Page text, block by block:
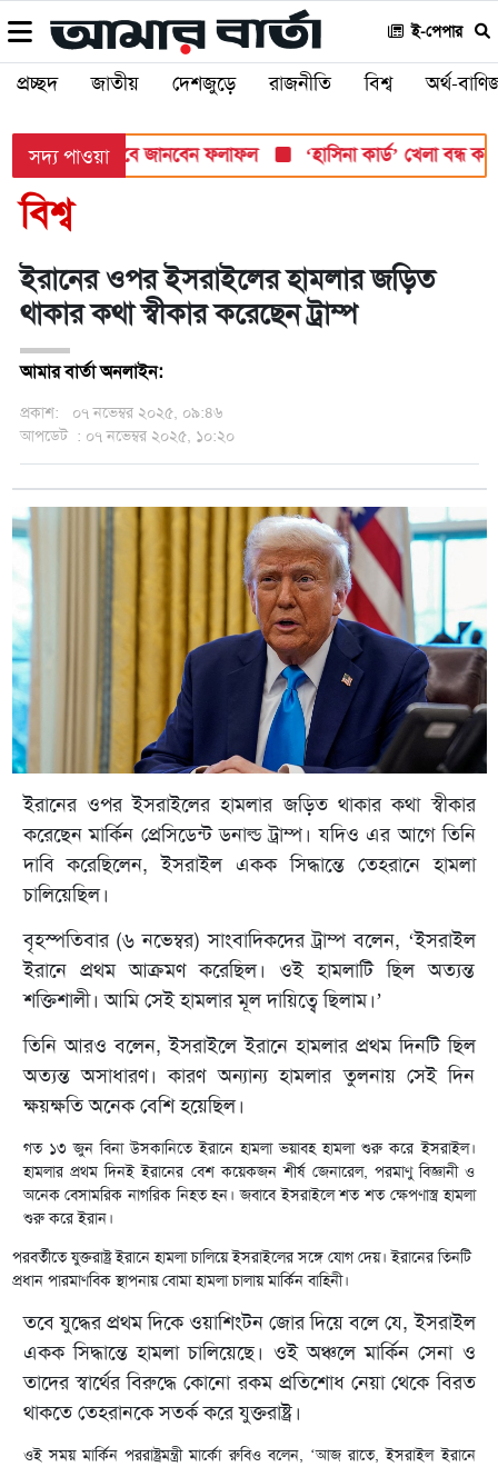
ই-পেপার
প্রচ্ছদ জাতীয় দেশজুড়ে রাজনীতি বিশ্ব অর্থ-
সদ্য পাওয়া
যেভাবে জানবেন ফলাফল ‘হাসিনা কার্ড’ খেলা বন্ধ করতে
বিশ্ব
ইরানের ওপর ইসরাইলের হামলার জড়িত
থাকার কথা স্বীকার করেছেন ট্রাম্প
আমার বার্তা অনলাইন:
প্রকাশ:
০৭ নভেম্বর ২০২৫, ০৯:৪৬
আপডেট : ০৭ নভেম্বর ২০২৫, ১০:২০
ইরানের ওপর ইসরাইলের হামলার জড়িত থাকার কথা স্বীকার
করেছেন মার্কিন প্রেসিডেন্ট ডনাল্ড ট্রাম্প। যদিও এর আগে তিনি
দাবি করেছিলেন, ইসরাইল একক সিদ্ধান্তে তেহরানে হামলা
চালিয়েছিল।
বৃহস্পতিবার (৬ নভেম্বর) সাংবাদিকদের ট্রাম্প বলেন, ‘ইসরাইল
ইরানে প্রথম আক্রমণ করেছিল। ওই হামলাটি ছিল অত্যন্ত
শক্তিশালী। আমি সেই হামলার মূল দায়িত্বে ছিলাম।’
তিনি আরও বলেন, ইসরাইলে ইরানে হামলার প্রথম দিনটি ছিল
অত্যন্ত অসাধারণ। কারণ অন্যান্য হামলার তুলনায় সেই দিন
ক্ষয়ক্ষতি অনেক বেশি হয়েছিল।
গত ১৩ জুন বিনা উসকানিতে ইরানে হামলা ভয়াবহ হামলা শুরু করে ইসরাইল।
হামলার প্রথম দিনই ইরানের বেশ কয়েকজন শীর্ষ জেনারেল, পরমাণু বিজ্ঞানী ও
অনেক বেসামরিক নাগরিক নিহত হন। জবাবে ইসরাইলে শত শত ক্ষেপণাস্ত্র হামলা
শুরু করে ইরান।
পরবর্তীতে যুক্তরাষ্ট্র ইরানে হামলা চালিয়ে ইসরাইলের সঙ্গে যোগ দেয়। ইরানের তিনটি
প্রধান পারমাণবিক স্থাপনায় বোমা হামলা চালায় মার্কিন বাহিনী।
তবে যুদ্ধের প্রথম দিকে ওয়াশিংটন জোর দিয়ে বলে যে, ইসরাইল
একক সিদ্ধান্তে হামলা চালিয়েছে। ওই অঞ্চলে মার্কিন সেনা ও
তাদের স্বার্থের বিরুদ্ধে কোনো রকম প্রতিশোধ নেয়া থেকে বিরত
থাকতে তেহরানকে সতর্ক করে যুক্তরাষ্ট্র।
ওই সময় মার্কিন পররাষ্ট্রমন্ত্রী মার্কো রুবিও বলেন, ‘আজ রাতে, ইসরাইল ইরানে